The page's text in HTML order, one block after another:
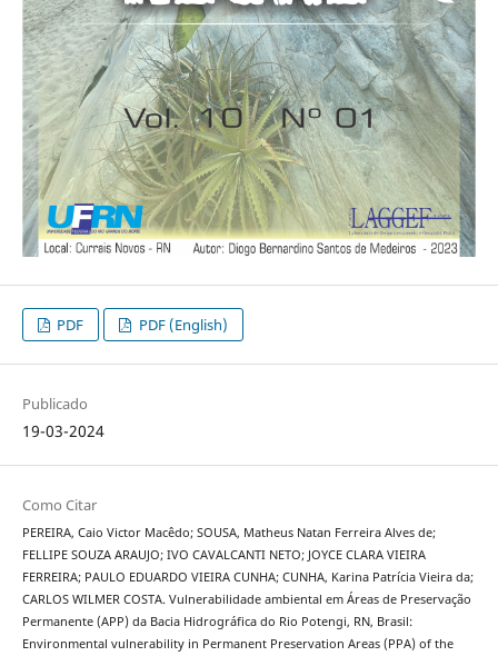
PDF PDF (English)
Publicado
19-03-2024
Como Citar
PEREIRA, Caio Victor Macêdo; SOUSA, Matheus Natan Ferreira Alves de;
FELLIPE SOUZA ARAUJO; IVO CAVALCANTI NETO; JOYCE CLARA VIEIRA
FERREIRA; PAULO EDUARDO VIEIRA CUNHA; CUNHA, Karina Patrícia Vieira da;
CARLOS WILMER COSTA. Vulnerabilidade ambiental em Áreas de Preservação
Permanente (APP) da Bacia Hidrográfica do Rio Potengi, RN, Brasil:
Environmental vulnerability in Permanent Preservation Areas (PPA) of the